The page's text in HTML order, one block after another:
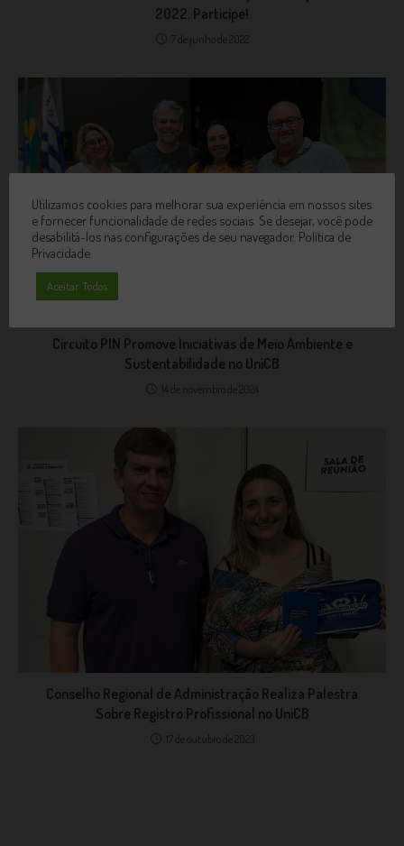
2022. Participe!
7 de junho de 2022
Circuito PIN Promove Iniciativas de Meio Ambiente e
Sustentabilidade no UniCB
14 de novembro de 2024
Conselho Regional de Administração Realiza Palestra
Sobre Registro Profissional no UniCB
17 de outubro de 2023
Utilizamos cookies para melhorar sua experiência em nossos sites
e fornecer funcionalidade de redes sociais. Se desejar, você pode
desabilitá-los nas configurações de seu navegador. Política de
Privacidade
Aceitar Todos